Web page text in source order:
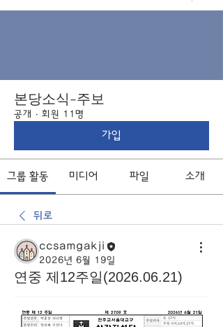
본당소식-주보
공개 · 회원 11명
가입
그룹 활동 미디어 파일 소개
뒤로
ccsamgakji
2026년 6월 19일
연중 제12주일(2026.06.21)